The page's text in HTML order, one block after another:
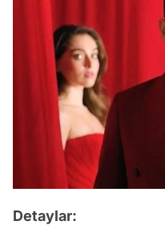
Detaylar: